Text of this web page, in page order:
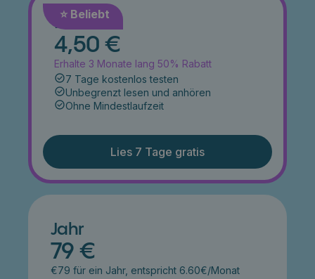
⭐️ Beliebt
Monat
4,50 €
Erhalte 3 Monate lang 50% Rabatt
7 Tage kostenlos testen
Unbegrenzt lesen und anhören
Ohne Mindestlaufzeit
Lies 7 Tage gratis
Jahr
79 €
€79 für ein Jahr, entspricht 6.60€/Monat